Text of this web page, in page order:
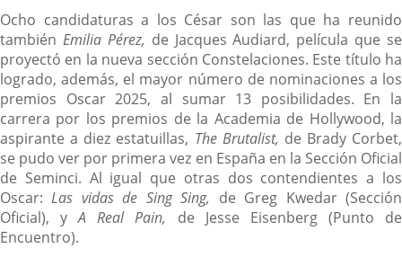
Ocho candidaturas a los César son las que ha reunido
también Emilia Pérez, de Jacques Audiard, película que se
proyectó en la nueva sección Constelaciones. Este título ha
logrado, además, el mayor número de nominaciones a los
premios Oscar 2025, al sumar 13 posibilidades. En la
carrera por los premios de la Academia de Hollywood, la
aspirante a diez estatuillas, The Brutalist, de Brady Corbet,
se pudo ver por primera vez en España en la Sección Oficial
de Seminci. Al igual que otras dos contendientes a los
Oscar:Las vidas de Sing Sing, de Greg Kwedar (Sección
Oficial), yA Real Pain, de Jesse Eisenberg (Punto de
Encuentro).